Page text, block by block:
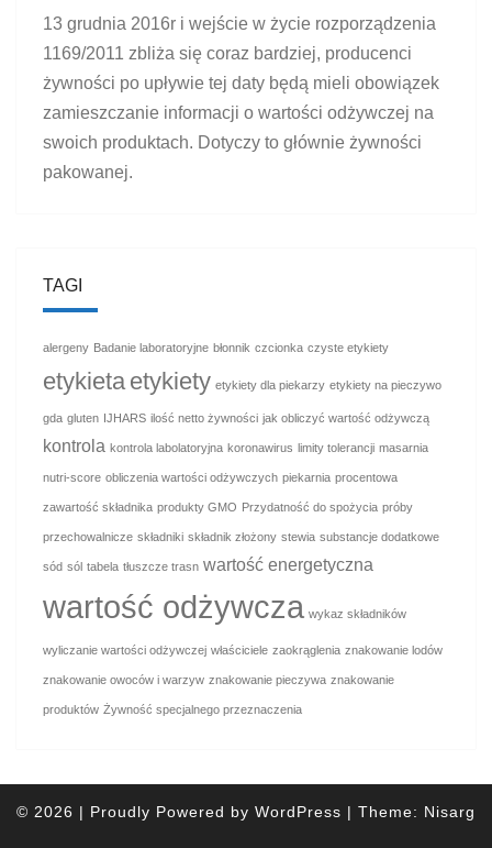
13 grudnia 2016r i wejście w życie rozporządzenia
1169/2011 zbliża się coraz bardziej, producenci
żywności po upływie tej daty będą mieli obowiązek
zamieszczanie informacji o wartości odżywczej na
swoich produktach. Dotyczy to głównie żywności
pakowanej.
TAGI
alergeny Badanie laboratoryjne błonnik czcionka czyste etykiety
etykieta etykiety etykiety dla piekarzy etykiety na pieczywo
gda gluten IJHARS ilość netto żywności jak obliczyć wartość odżywczą
kontrola kontrola labolatoryjna koronawirus limity tolerancji masarnia
nutri-score obliczenia wartości odżywczych piekarnia procentowa
zawartość składnika produkty GMO Przydatność do spożycia próby
przechowalnicze składniki składnik złożony stewia substancje dodatkowe
sód sól tabela tłuszcze trasn wartość energetyczna
wartość odżywcza wykaz składników
wyliczanie wartości odżywczej właściciele zaokrąglenia znakowanie lodów
znakowanie owoców i warzyw znakowanie pieczywa znakowanie
produktów Żywność specjalnego przeznaczenia
© 2026 | Proudly Powered by WordPress | Theme: Nisarg